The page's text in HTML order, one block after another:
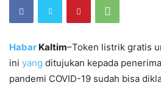
Habar Kaltim–Token listrik gratis
ini yang ditujukan kepada
pandemi COVID-19 sudah bisa